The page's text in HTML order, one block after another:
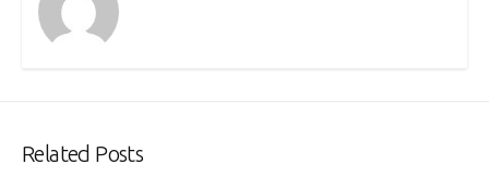
Related Posts